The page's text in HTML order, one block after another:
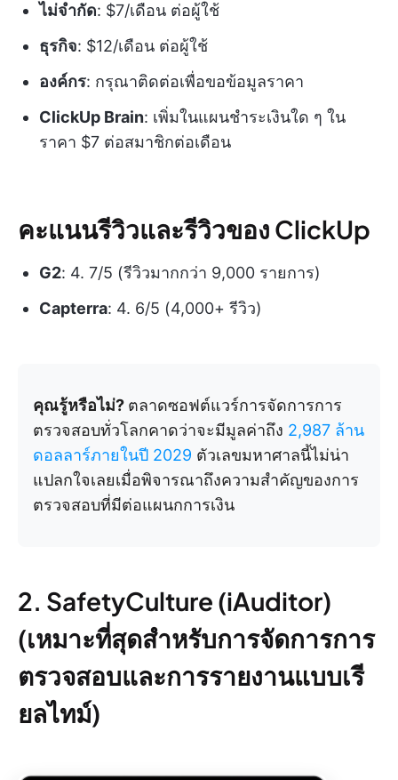
ไม่จำกัด: $7/เดือน ต่อผู้ใช้
ธุรกิจ: $12/เดือน ต่อผู้ใช้
องค์กร: กรุณาติดต่อเพื่อขอข้อมูลราคา
ClickUp Brain: เพิ่มในแผนชำระเงินใด ๆ ใน
ราคา $7 ต่อสมาชิกต่อเดือน
คะแนนรีวิวและรีวิวของ ClickUp
G2: 4. 7/5 (รีวิวมากกว่า 9,000 รายการ)
Capterra: 4. 6/5 (4,000+ รีวิว)
คุณรู้หรือไม่? ตลาดซอฟต์แวร์การจัดการการ
ตรวจสอบทั่วโลกคาดว่าจะมีมูลค่าถึง 2,987 ล้าน
ดอลลาร์ภายในปี 2029 ตัวเลขมหาศาลนี้ไม่น่า
แปลกใจเลยเมื่อพิจารณาถึงความสำคัญของการ
ตรวจสอบที่มีต่อแผนกการเงิน
2. SafetyCulture (iAuditor)
(เหมาะที่สุดสำหรับการจัดการการ
ตรวจสอบและการรายงานแบบเรี
ยลไทม์)